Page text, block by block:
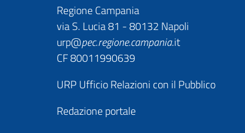
Regione Campania
via S. Lucia 81 - 80132 Napoli
urp@pec.regione.campania.it
CF 80011990639
URP Ufficio Relazioni con il Pubblico
Redazione portale